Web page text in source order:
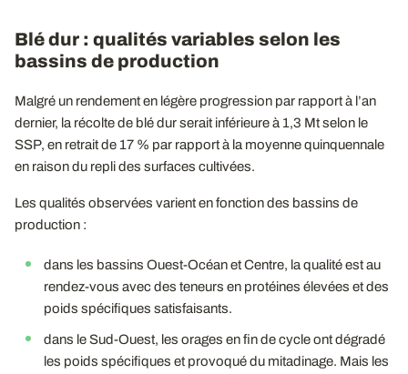
Blé dur : qualités variables selon les
bassins de production
Malgré un rendement en légère progression par rapport à l’an
dernier, la récolte de blé dur serait inférieure à 1,3 Mt selon le
SSP, en retrait de 17 % par rapport à la moyenne quinquennale
en raison du repli des surfaces cultivées.
Les qualités observées varient en fonction des bassins de
production :
dans les bassins Ouest-Océan et Centre, la qualité est au
rendez-vous avec des teneurs en protéines élevées et des
poids spécifiques satisfaisants.
dans le Sud-Ouest, les orages en fin de cycle ont dégradé
les poids spécifiques et provoqué du mitadinage. Mais les